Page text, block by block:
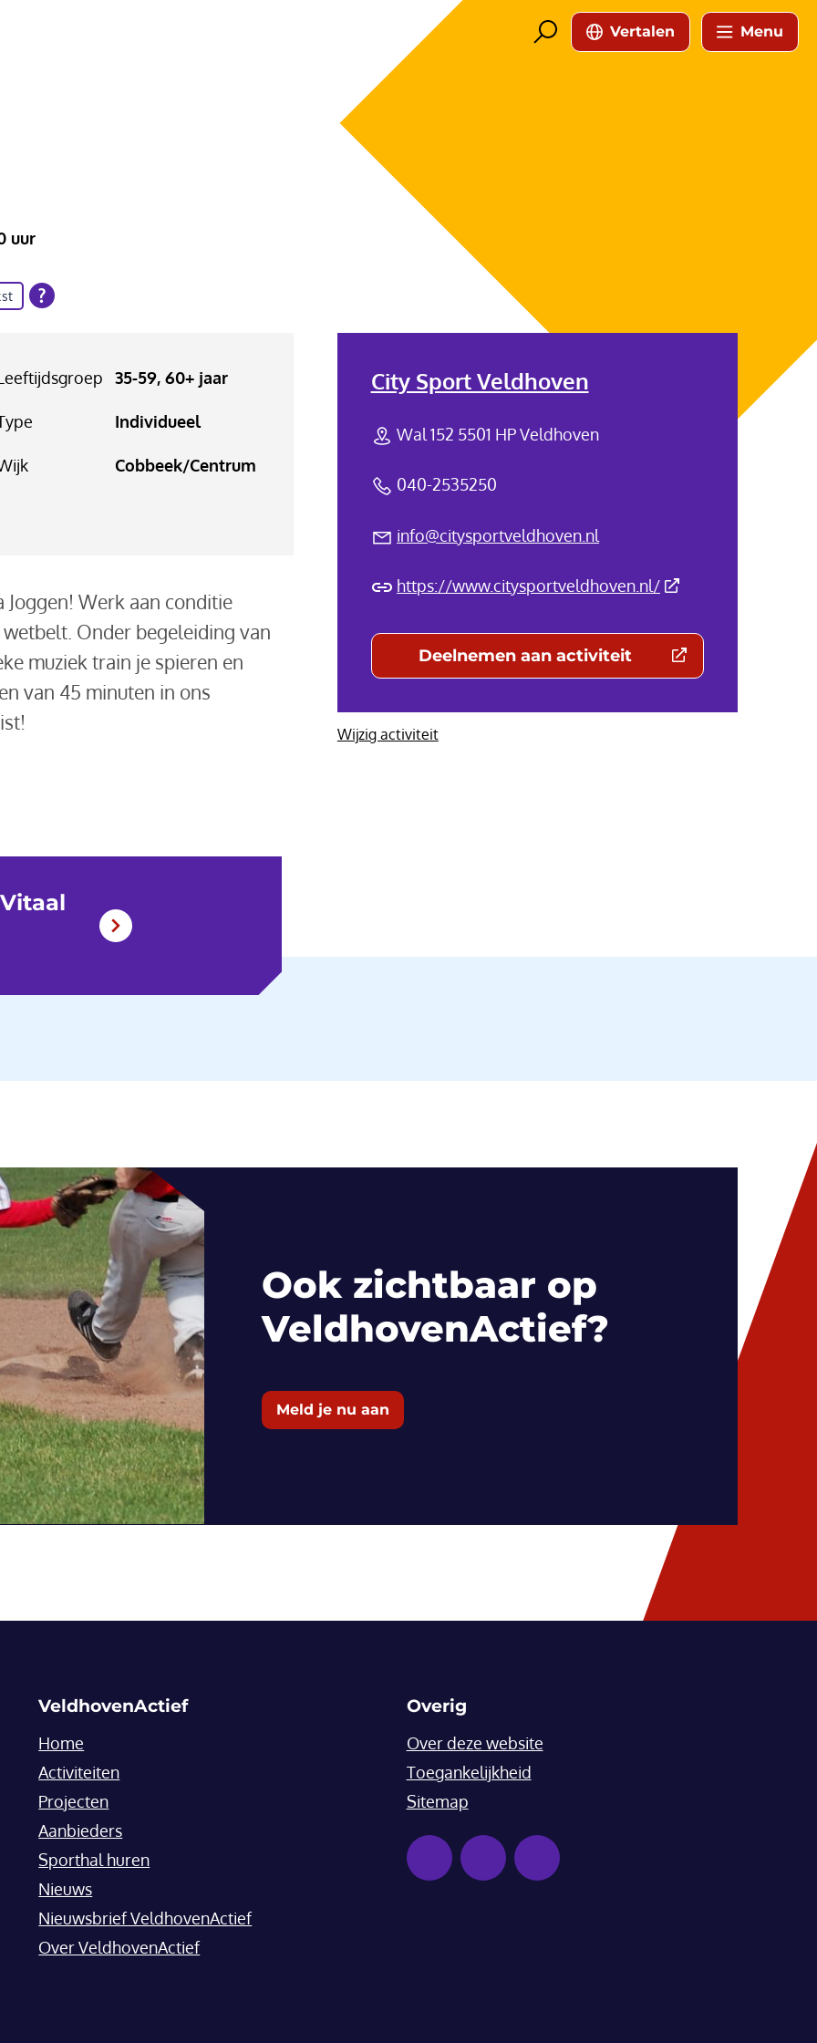
Vertalen Menu
uur
35-59, 60+ jaar
Individueel
Cobbeek/Centrum
Werk aan conditie
Onder begeleiding van
muziek train je spieren en
van 45 minuten in ons
City Sport Veldhoven
Wal 152 5501 HP Veldhoven
040-2535250
info@citysportveldhoven.nl
https://www.citysportveldhoven.nl/(Deze link gaat naar
Deelnemen aan activiteit
(Deze link gaat naar een externe
Wijzig activiteit
Ook zichtbaar op
VeldhovenActief?
Meld je nu aan
VeldhovenActief
Home
Activiteiten
Projecten
Aanbieders
Sporthal huren
Nieuws
Nieuwsbrief VeldhovenActief
Over VeldhovenActief
Overig
Over deze website
Toegankelijkheid
Sitemap